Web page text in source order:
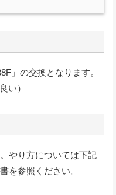
」の交換となります。
い）
やり方については下記
を参照ください。